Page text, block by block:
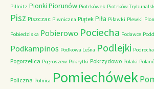
Pillnitz Pionki Piorunów Piotrkówek Piotrków
Pisz Piszczac Piwniczna Piątek Piła Piławki Plewki Plon
Pobiedziska Pobierowo Pociecha Podawce
Podkampinos Podkowa Leśna Podlejki
Pogorzelica Pogroszew Pokrytki Pokrzydowo Polaki
Policzna Polnica Pomiechówek